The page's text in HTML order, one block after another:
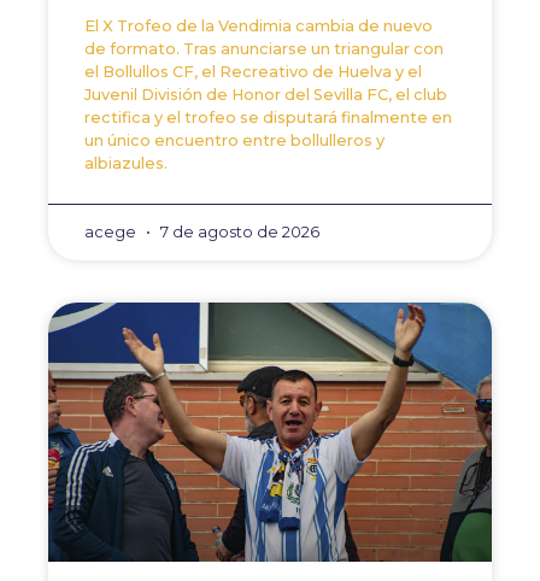
El X Trofeo de la Vendimia cambia de nuevo
de formato. Tras anunciarse un triangular con
el Bollullos CF, el Recreativo de Huelva y el
Juvenil División de Honor del Sevilla FC, el club
rectifica y el trofeo se disputará finalmente en
un único encuentro entre bollulleros y
albiazules.
acege 7 de agosto de 2026